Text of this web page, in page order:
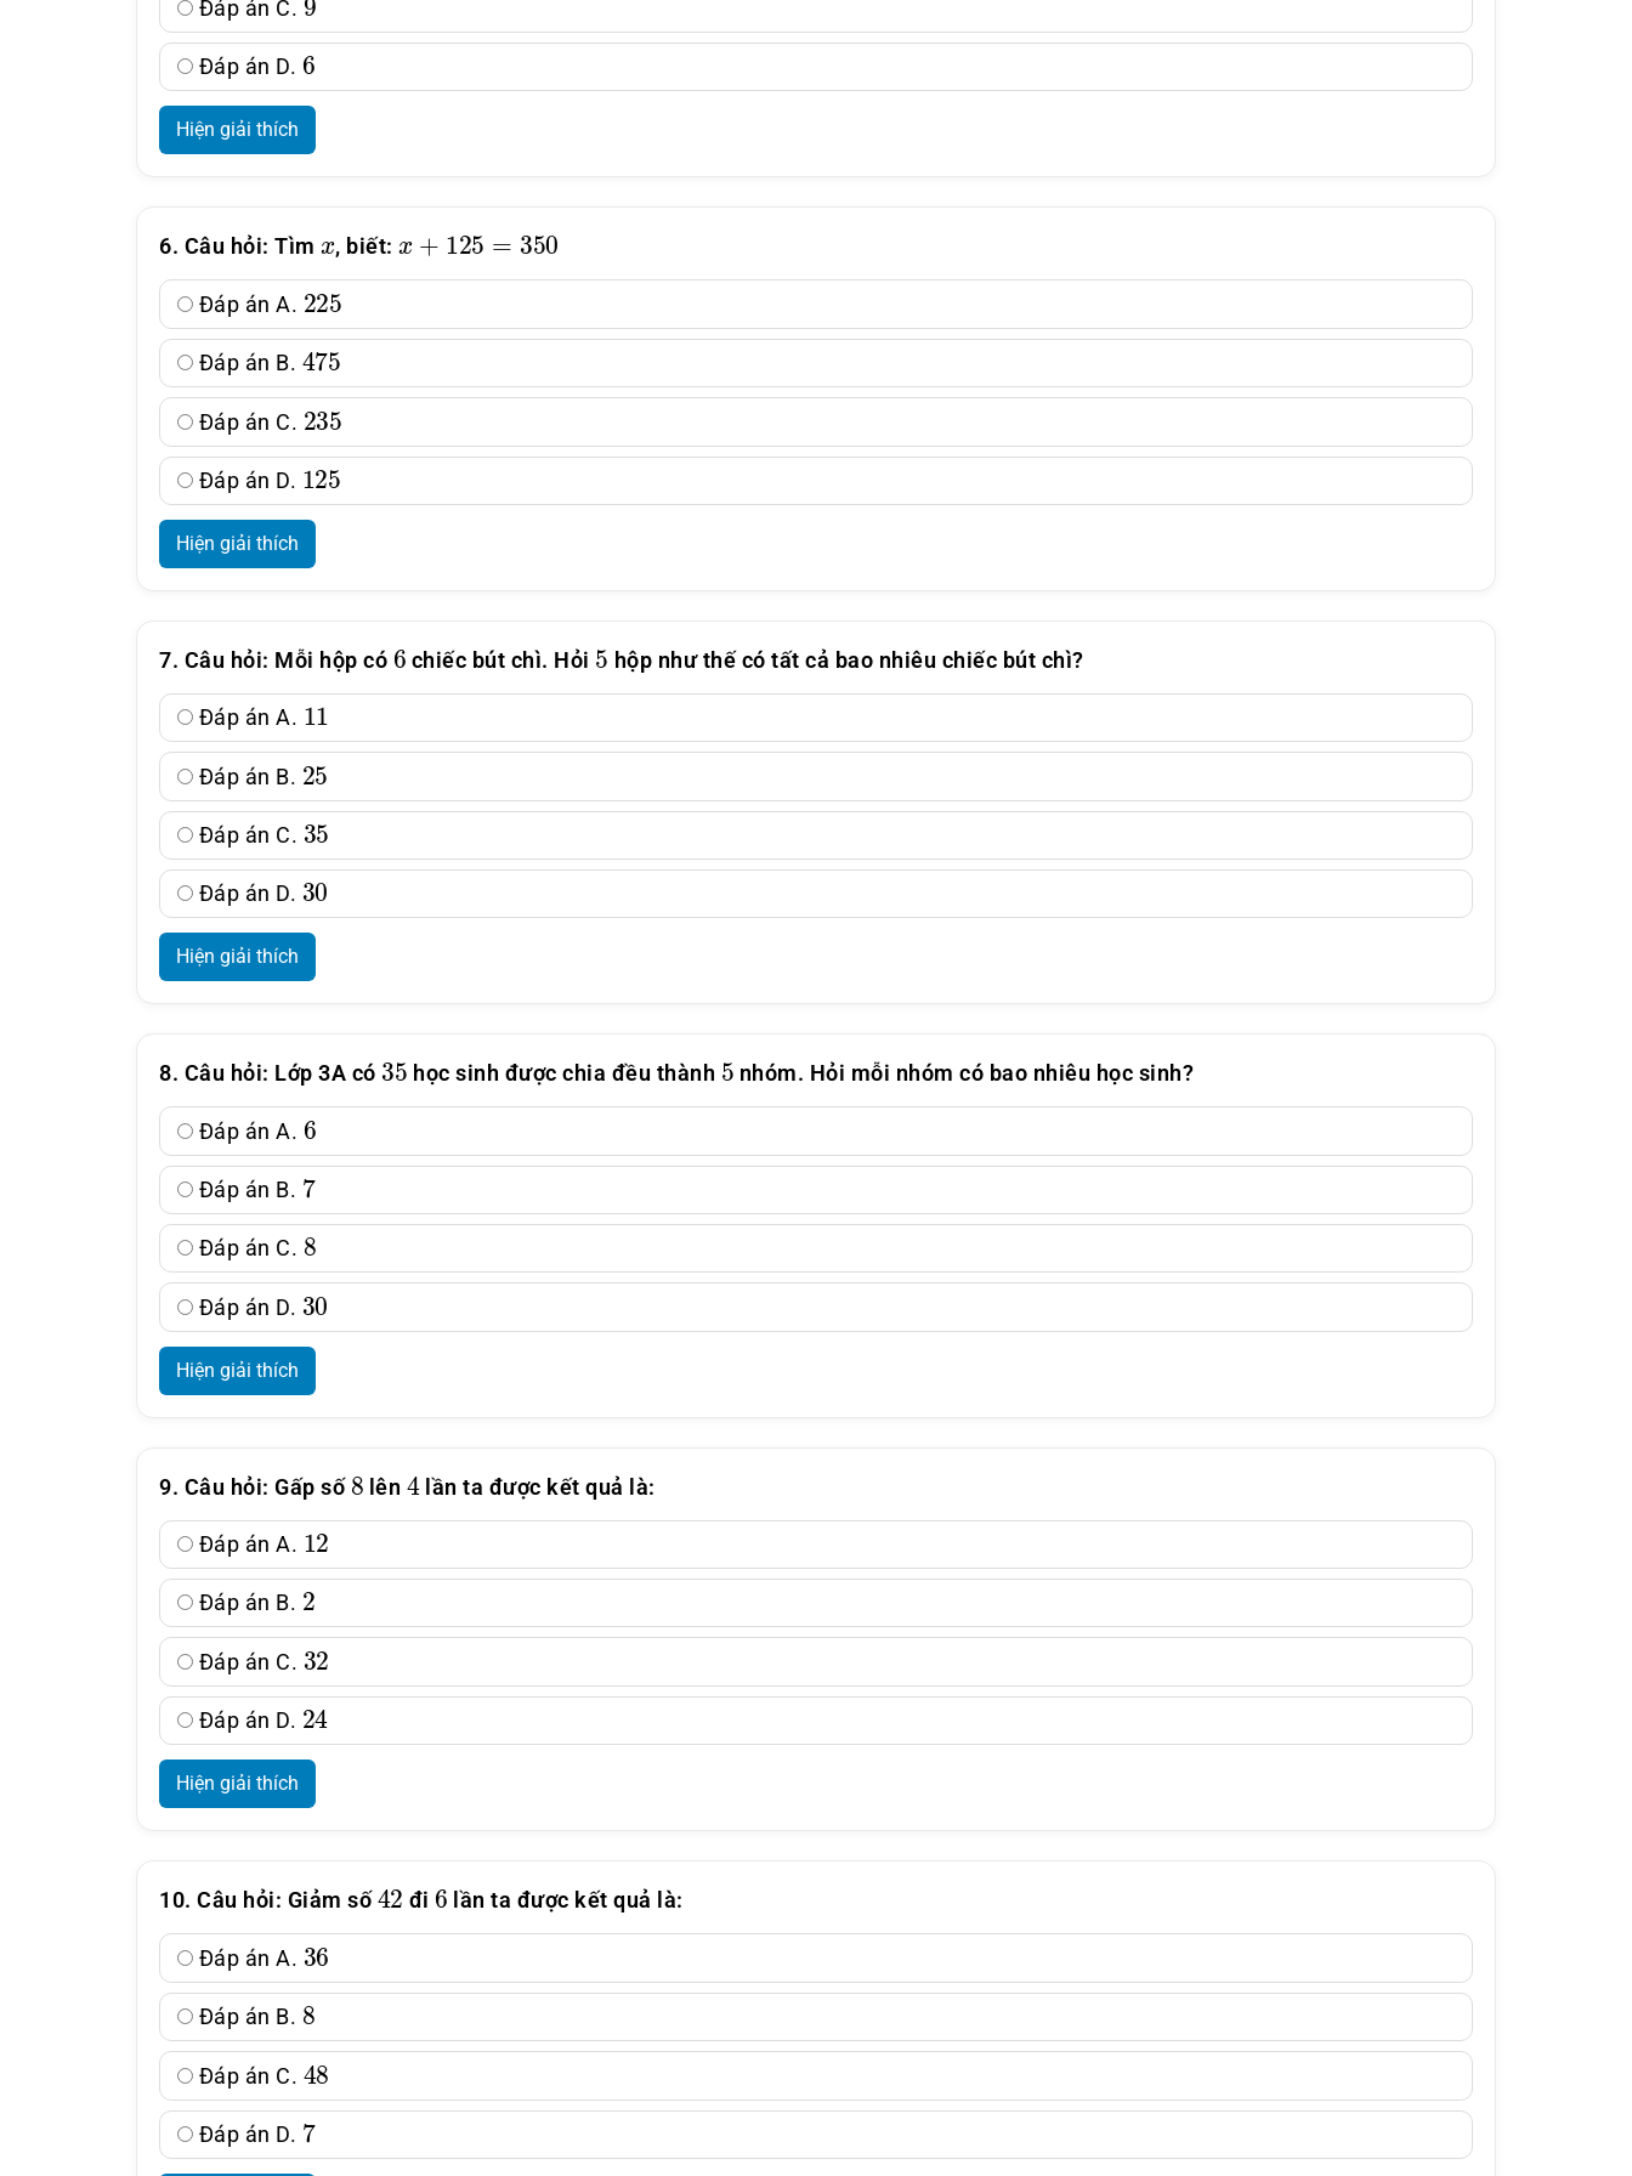
Đáp án C.
Đáp án D.
6
Hiện giải thích
6. Câu hỏi: Tìm , biết:
125= 350
Đáp án A.
225
Đáp án B.
475
Đáp án C.
235
Đáp án D.
125
Hiện giải thích
7. Câu hỏi: Mỗi hộp có
6
chiếc bút chì. Hỏi
5
hộp như thế có tất cả bao nhiêu chiếc bút chì?
Đáp án A.
11
Đáp án B.
25
Đáp án C.
35
Đáp án D.
30
Hiện giải thích
8. Câu hỏi: Lớp 3A có
35
học sinh được chia đều thành
5
nhóm. Hỏi mỗi nhóm có bao nhiêu học sinh?
Đáp án A.
6
Đáp án B.
7
Đáp án C.
8
Đáp án D.
30
Hiện giải thích
9. Câu hỏi: Gấp số
8
lên
4
lần ta được kết quả là:
Đáp án A.
12
Đáp án B.
2
Đáp án C.
32
Đáp án D.
24
Hiện giải thích
10. Câu hỏi: Giảm số
42
đi
6
lần ta được kết quả là:
Đáp án A.
36
Đáp án B.
8
Đáp án C.
48
Đáp án D.
7